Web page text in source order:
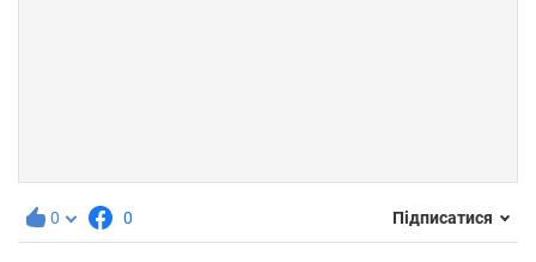
0 0 Підписатися